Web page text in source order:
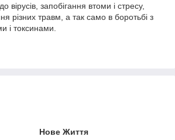
вірусів, запобігання втоми і стресу,
різних травм, а так само в боротьбі з
і токсинами.
Нове Життя